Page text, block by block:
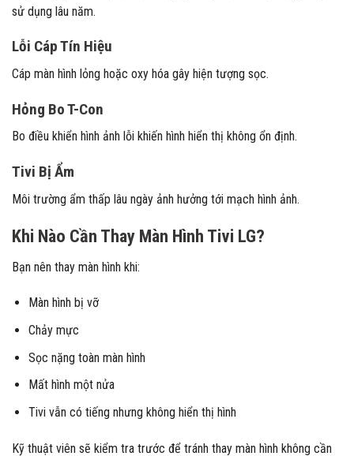
sử dụng lâu năm.
Lỗi Cáp Tín Hiệu
Cáp màn hình lỏng hoặc oxy hóa gây hiện tượng sọc.
Hỏng Bo T-Con
Bo điều khiển hình ảnh lỗi khiến hình hiển thị không ổn định.
Tivi Bị Ẩm
Môi trường ẩm thấp lâu ngày ảnh hưởng tới mạch hình ảnh.
Khi Nào Cần Thay Màn Hình Tivi LG?
Bạn nên thay màn hình khi:
Màn hình bị vỡ
Chảy mực
Sọc nặng toàn màn hình
Mất hình một nửa
Tivi vẫn có tiếng nhưng không hiển thị hình
Kỹ thuật viên sẽ kiểm tra trước để tránh thay màn hình không cần